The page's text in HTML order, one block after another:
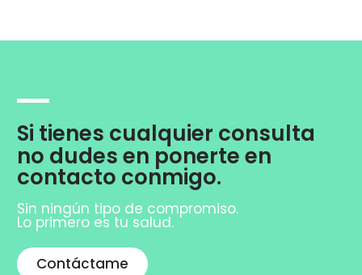
Si tienes cualquier consulta
no dudes en ponerte en
contacto conmigo.
Sin ningún tipo de compromiso.
Lo primero es tu salud.
Contáctame